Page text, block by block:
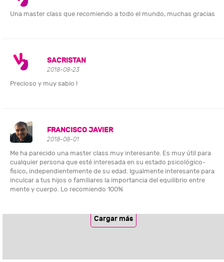
Una master class que recomiendo a todo el mundo, muchas gracias
SACRISTAN
2018-08-23
Precioso y muy sabio !
FRANCISCO JAVIER
2018-08-01
Me ha parecido una master class muy interesante. Es muy útil para
cualquier persona que esté interesada en su estado psicológico-
fisico, independientemente de su edad. Igualmente interesante para
inculcar a tus hijos o familiares la importancia del equilibrio entre
mente y cuerpo. Lo recomiendo 100%
Cargar más